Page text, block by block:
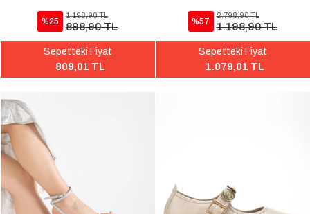
%25
1.198,90 TL
898,90 TL
Sepetteki Fiyat
809,01 TL
%57
2.798,90 TL
1.198,90 TL
Sepetteki Fiyat
1.079,01 TL